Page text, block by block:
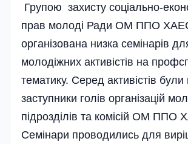
Групою захисту соціально-
прав молоді Ради ОМ ППО
організована низка семі­нарів
молодіжних активістів на
тематику. Серед активістів
заступники голів організацій
підрозділів та комісій ОМ ППО
Семінари проводились для